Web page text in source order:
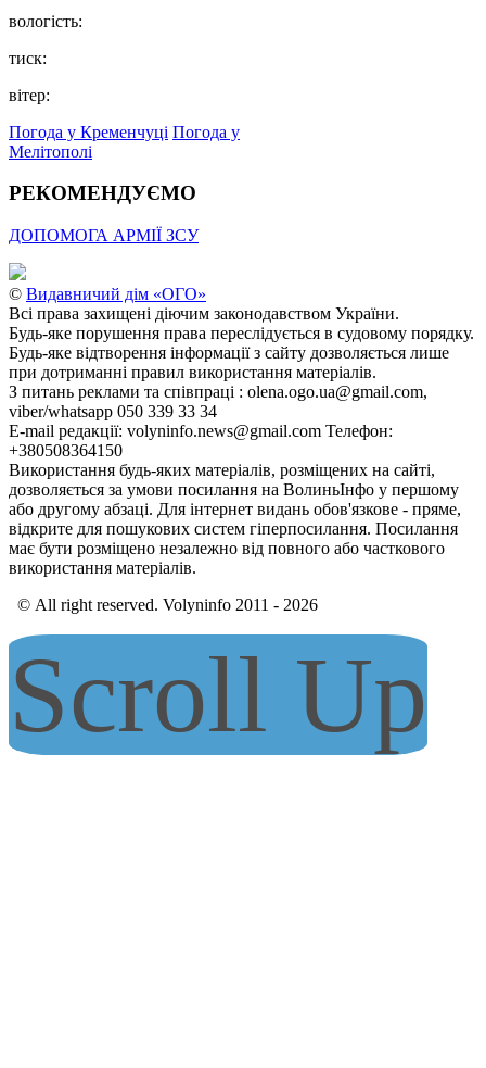
вологість:
тиск:
вітер:
Погода у Кременчуці Погода у
Мелітополі
РЕКОМЕНДУЄМО
ДОПОМОГА АРМІЇ ЗСУ
© Видавничий дім «ОГО»
Всі права захищені діючим законодавством України.
Будь-яке порушення права переслідується в судовому порядку.
Будь-яке відтворення інформації з сайту дозволяється лише
при дотриманні правил використання матеріалів.
З питань реклами та співпраці : olena.ogo.ua@gmail.com,
viber/whatsapp 050 339 33 34
E-mail редакції: volyninfo.news@gmail.com Телефон:
+380508364150
Використання будь-яких матеріалів, розміщених на сайті,
дозволяється за умови посилання на ВолиньІнфо у першому
або другому абзаці. Для інтернет видань обов'язкове - пряме,
відкрите для пошукових систем гіперпосилання. Посилання
має бути розміщено незалежно від повного або часткового
використання матеріалів.
© All right reserved. Volyninfo 2011 - 2026
Scroll Up